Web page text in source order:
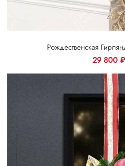
Рождественская
29 800 ₽